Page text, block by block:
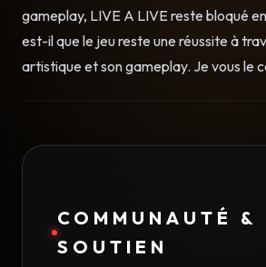
gameplay, LIVE A LIVE reste bloqué
est-il que le jeu reste une réussite à
artistique et son gameplay. Je vous le
COMMUNAUTÉ &
SOUTIEN